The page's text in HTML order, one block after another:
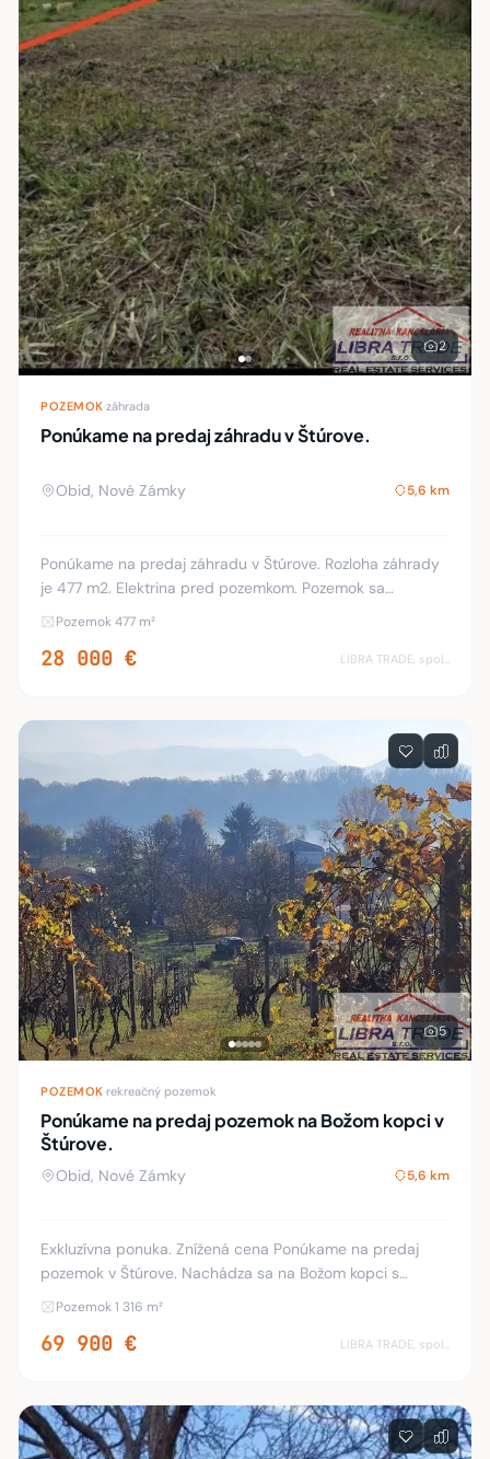
2
POZEMOK záhrada
Ponúkame na predaj záhradu v Štúrove.
Obid, Nové Zámky 5,6 km
Ponúkame na predaj záhradu v Štúrove. Rozloha záhrady
je 477 m2. Elektrina pred pozemkom. Pozemok sa
nachádza medzi Štúrovom a Kamenicou nad Hronom v
Pozemok 477 m²
28 000 € LIBRA TRADE, spol.s.r.o.
5
POZEMOK rekreačný pozemok
Ponúkame na predaj pozemok na Božom kopci v
Štúrove.
Obid, Nové Zámky 5,6 km
Exkluzívna ponuka. Znížená cena Ponúkame na predaj
pozemok v Štúrove. Nachádza sa na Božom kopci s
pekným výhľadom na okolitú prírodu a rieku Dunaj.
Pozemok 1 316 m²
69 900 €